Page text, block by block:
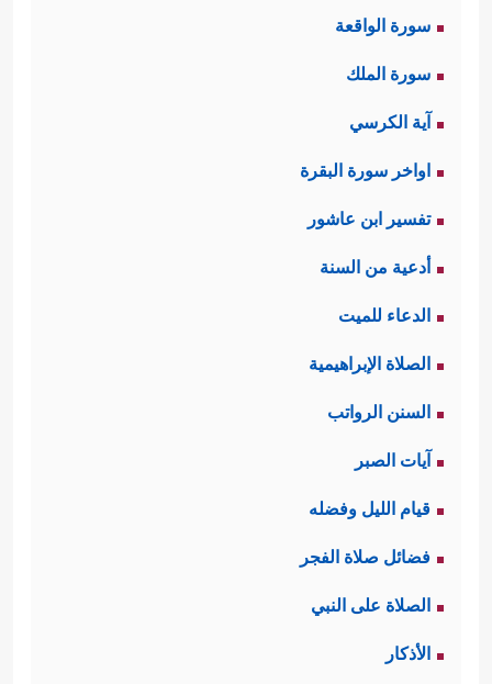
سورة الواقعة
سورة الملك
آية الكرسي
اواخر سورة البقرة
تفسير ابن عاشور
أدعية من السنة
الدعاء للميت
الصلاة الإبراهيمية
السنن الرواتب
آيات الصبر
قيام الليل وفضله
فضائل صلاة الفجر
الصلاة على النبي
الأذكار